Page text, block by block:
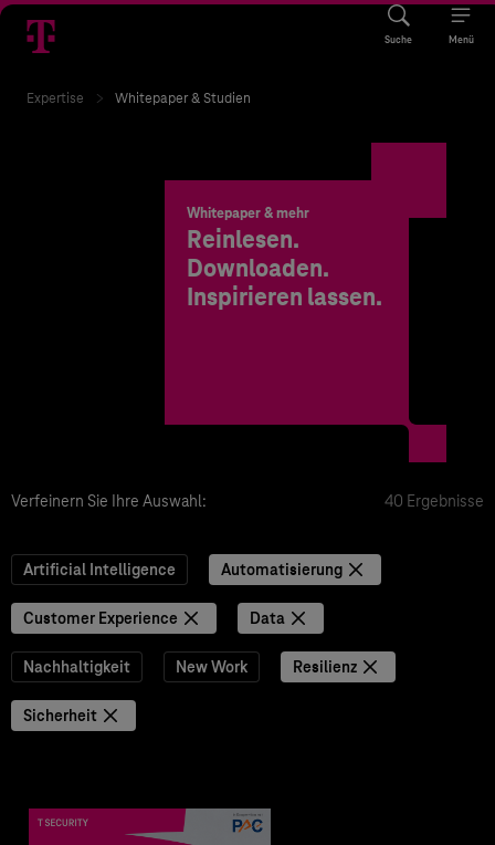
Suche Menü
Expertise Whitepaper & Studien
Whitepaper & mehr
Reinlesen.
Downloaden.
Inspirieren lassen.
Verfeinern Sie Ihre Auswahl: 40 Ergebnisse
Artificial Intelligence Automatisierung
Customer Experience Data
Nachhaltigkeit New Work Resilienz
Sicherheit